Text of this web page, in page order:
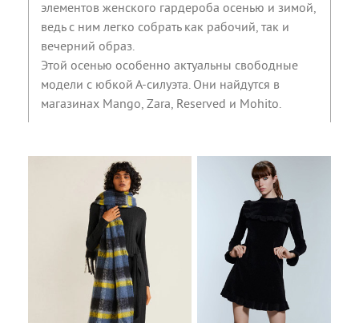
элементов женского гардероба осенью и зимой,
ведь с ним легко собрать как рабочий, так и
вечерний образ.
Этой осенью особенно актуальны свободные
модели с юбкой А-силуэта. Они найдутся в
магазинах Mango, Zara, Reserved и Mohito.